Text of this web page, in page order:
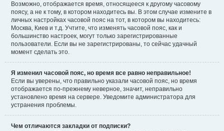
Возможно, отображается время, относящееся к другому часовому
поясу, а не к тому, в котором находитесь вы. В этом случае измените в
личных настройках часовой пояс на тот, в котором вы находитесь:
Москва, Киев и т.д. Учтите, что изменять часовой пояс, как и
большинство настроек, могут только зарегистрированные
пользователи. Если вы не зарегистрированы, то сейчас удачный
момент сделать это.
Я изменил часовой пояс, но время все равно неправильное!
Если вы уверены, что правильно указали часовой пояс, но время
отображается по-прежнему неверное, значит, неправильно
установлено время на сервере. Уведомите администратора для
устранения проблемы.
Чем отличаются закладки от подписки?